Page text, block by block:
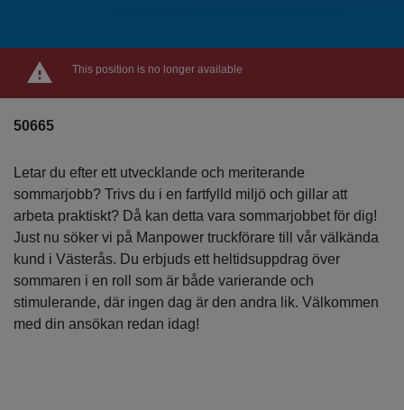
This position is no longer available
50665
Letar du efter ett utvecklande och meriterande
sommarjobb? Trivs du i en fartfylld miljö och gillar att
arbeta praktiskt? Då kan detta vara sommarjobbet för dig!
Just nu söker vi på Manpower truckförare till vår välkända
kund i Västerås. Du erbjuds ett heltidsuppdrag över
sommaren i en roll som är både varierande och
stimulerande, där ingen dag är den andra lik. Välkommen
med din ansökan redan idag!